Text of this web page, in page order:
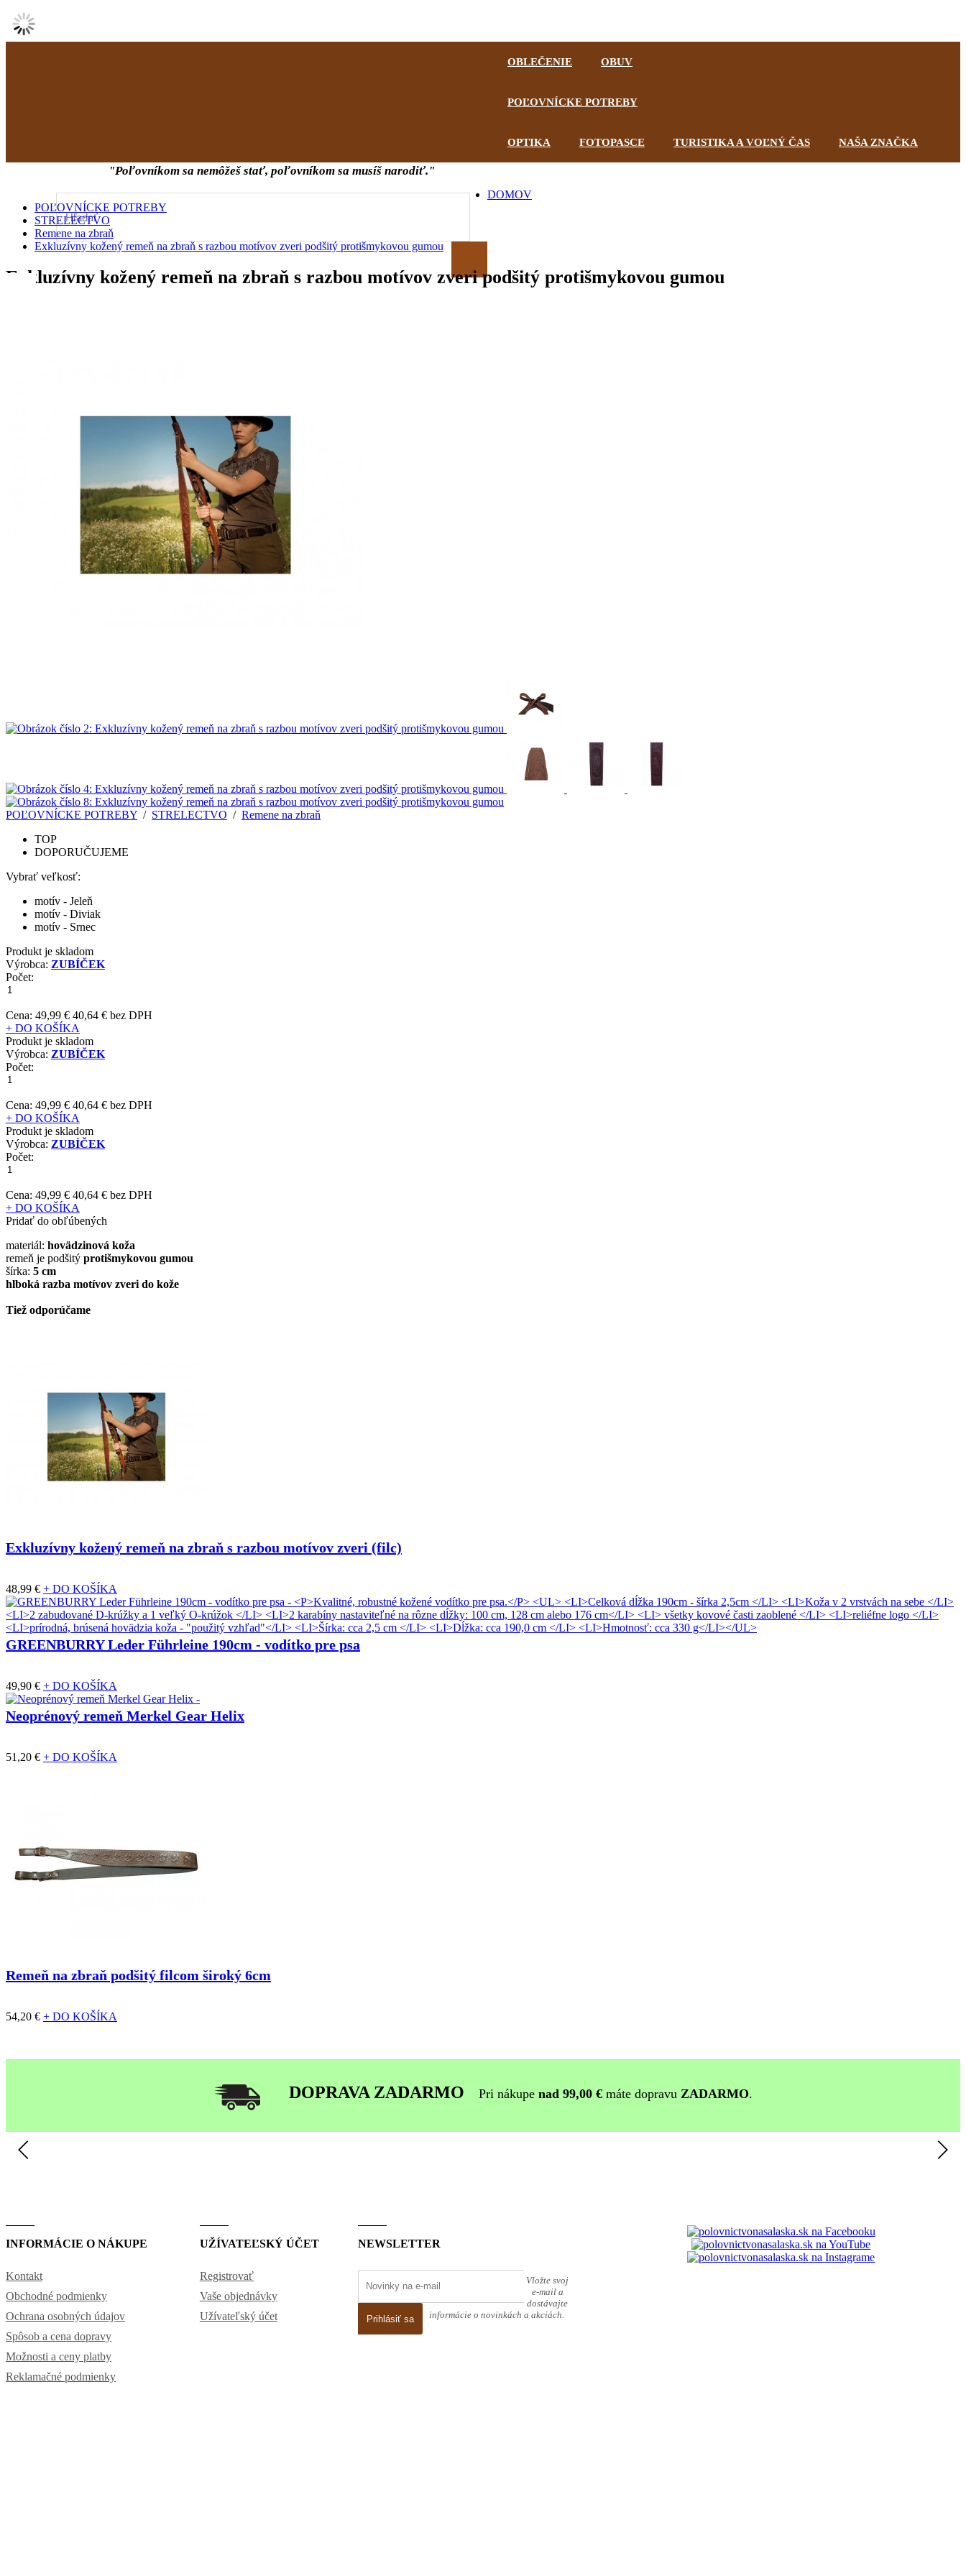
"Poľovníkom sa nemôžeš stať, poľovníkom sa musíš narodiť."
OBLEČENIE OBUV
POĽOVNÍCKE POTREBY
OPTIKA FOTOPASCE TURISTIKA A VOĽNÝ ČAS NAŠA ZNAČKA
DOMOV
POĽOVNÍCKE POTREBY
STRELECTVO
Remene na zbraň
Exkluzívny kožený remeň na zbraň s razbou motívov zveri podšitý protišmykovou gumou
Exkluzívny kožený remeň na zbraň s razbou motívov zveri podšitý protišmykovou gumou
POĽOVNÍCKE POTREBY / STRELECTVO / Remene na zbraň
TOP
DOPORUČUJEME
Vybrať veľkosť:
motív - Jeleň
motív - Diviak
motív - Srnec
Produkt je skladom
Výrobca: ZUBÍČEK
Počet:
Cena: 49,99 € 40,64 € bez DPH
+ DO KOŠÍKA
Produkt je skladom
Výrobca: ZUBÍČEK
Počet:
Cena: 49,99 € 40,64 € bez DPH
+ DO KOŠÍKA
Produkt je skladom
Výrobca: ZUBÍČEK
Počet:
Cena: 49,99 € 40,64 € bez DPH
+ DO KOŠÍKA
Pridať do obľúbených
materiál: hovädzinová koža
remeň je podšitý protišmykovou gumou
šírka: 5 cm
hlboká razba motívov zveri do kože
Tiež odporúčame
Exkluzívny kožený remeň na zbraň s razbou motívov zveri (filc)
48,99 € + DO KOŠÍKA
GREENBURRY Leder Führleine 190cm - vodítko pre psa
49,90 € + DO KOŠÍKA
Neoprénový remeň Merkel Gear Helix
51,20 € + DO KOŠÍKA
Remeň na zbraň podšitý filcom široký 6cm
54,20 € + DO KOŠÍKA
DOPRAVA ZADARMO Pri nákupe nad 99,00 €máte dopravu ZADARMO.
INFORMÁCIE O NÁKUPE
Kontakt
Obchodné podmienky
Ochrana osobných údajov
Spôsob a cena dopravy
Možnosti a ceny platby
Reklamačné podmienky
UŽÍVATEĽSKÝ ÚČET
Registrovať
Vaše objednávky
Užívateľský účet
NEWSLETTER
Prihlásiť sa
Vložte svoj
e-mail a
dostávajte
informácie o novinkách a akciách.